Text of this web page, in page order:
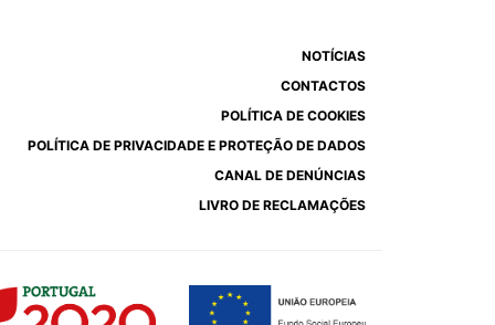
NOTÍCIAS
CONTACTOS
POLÍTICA DE COOKIES
POLÍTICA DE PRIVACIDADE E PROTEÇÃO DE DADOS
CANAL DE DENÚNCIAS
LIVRO DE RECLAMAÇÕES